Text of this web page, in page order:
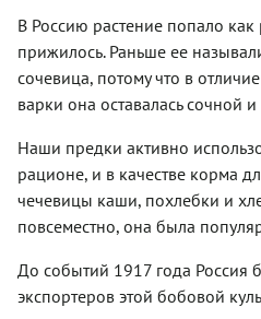
В Россию растение попало как
прижилось. Раньше ее
сочевица, потому что в
варки она оставалась сочной
Наши предки активно
рационе, и в качестве корма
чечевицы каши, похлебки и
повсеместно, она была
До событий 1917 года
экспортеров этой бобовой